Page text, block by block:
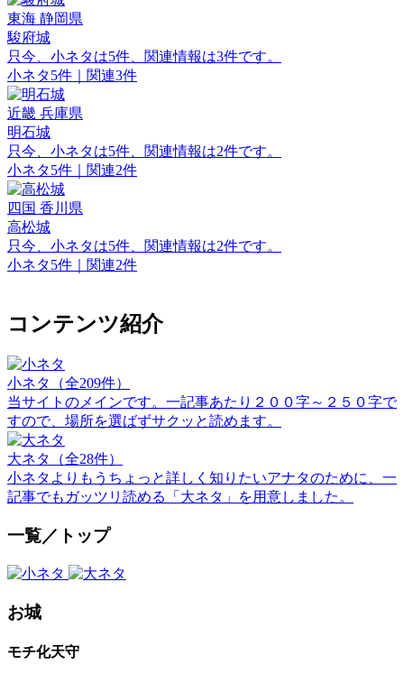
東海 静岡県
駿府城
只今、小ネタは5件、関連情報は3件です。
小ネタ5件｜関連3件
近畿 兵庫県
明石城
只今、小ネタは5件、関連情報は2件です。
小ネタ5件｜関連2件
四国 香川県
高松城
只今、小ネタは5件、関連情報は2件です。
小ネタ5件｜関連2件
コンテンツ紹介
小ネタ（全209件）
当サイトのメインです。一記事あたり２００字～２５０字で
すので、場所を選ばずサクッと読めます。
大ネタ（全28件）
小ネタよりもうちょっと詳しく知りたいアナタのために、一
記事でもガッツリ読める「大ネタ」を用意しました。
一覧／トップ
お城
モチ化天守